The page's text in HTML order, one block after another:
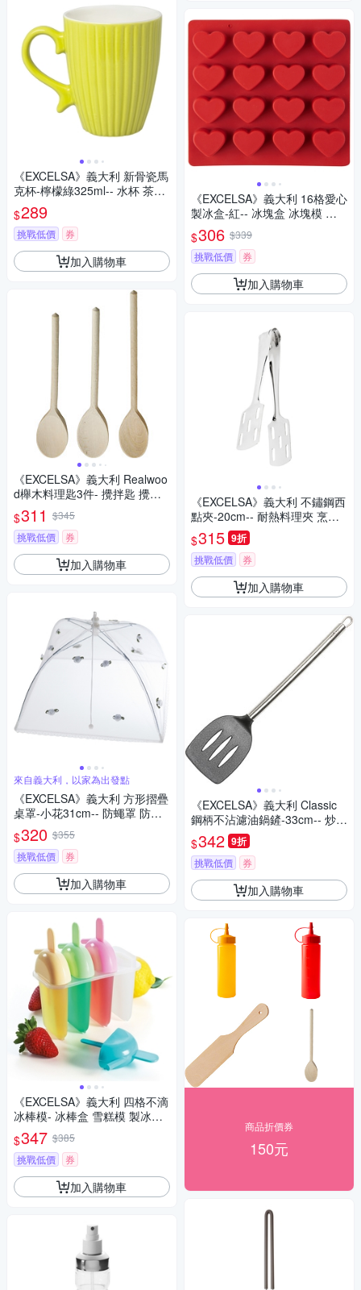
《EXCELSA》義大利 新骨瓷馬
克杯-檸檬綠325ml-- 水杯 茶杯
咖啡杯
$289
挑戰低價 券
加入購物車
《EXCELSA》義大利 Realwoo
d櫸木料理匙3件- 攪拌匙 攪拌
杓 料理杓
$311 $345
挑戰低價
券
加入購物車
來自義大利，以家為出發點
《EXCELSA》義大利 方形摺疊
桌罩-小花31cm-- 防蠅罩 防塵
罩 蓋菜罩
$320 $355
挑戰低價
券
加入購物車
《EXCELSA》義大利 四格不滴
冰棒模- 冰棒盒 雪糕模 製冰模
枝仔冰棒
$347 $385
挑戰低價
券
加入購物車
《EXCELSA》義大利 16格愛心
製冰盒-紅-- 冰塊盒 冰塊模 冰
模 冰格
$306 $339
挑戰低價
券
加入購物車
《EXCELSA》義大利 不鏽鋼西
點夾-20cm-- 耐熱料理夾 烹飪
烤肉食物夾
$315 9折
挑戰低價 券
加入購物車
《EXCELSA》義大利 Classic
鋼柄不沾濾油鍋鏟-33cm-- 炒菜
鏟
$342 9折
挑戰低價 券
加入購物車
商品折價券
150元